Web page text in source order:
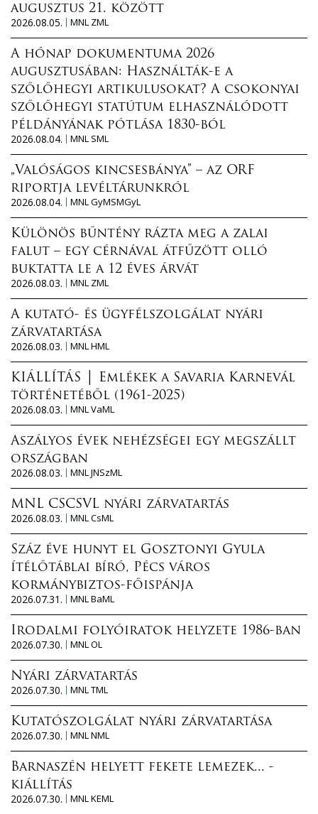
augusztus 21. között
2026.08.05.
MNL ZML
A hónap dokumentuma 2026
augusztusában: Használták-e a
szőlőhegyi artikulusokat? A csokonyai
szőlőhegyi statútum elhasználódott
példányának pótlása 1830-ból
2026.08.04.
MNL SML
„Valóságos kincsesbánya” – az ORF
riportja levéltárunkról
2026.08.04.
MNL GyMSMGyL
Különös bűntény rázta meg a zalai
falut – egy cérnával átfűzött olló
buktatta le a 12 éves árvát
2026.08.03.
MNL ZML
A kutató- és ügyfélszolgálat nyári
zárvatartása
2026.08.03.
MNL HML
KIÁLLÍTÁS │ Emlékek a Savaria Karnevál
történetéből (1961-2025)
2026.08.03.
MNL VaML
Aszályos évek nehézségei egy megszállt
országban
2026.08.03.
MNL JNSzML
MNL CSCSVL nyári zárvatartás
2026.08.03.
MNL CsML
Száz éve hunyt el Gosztonyi Gyula
ítélőtáblai bíró, Pécs város
kormánybiztos-főispánja
2026.07.31.
MNL BaML
Irodalmi folyóiratok helyzete 1986-ban
2026.07.30.
MNL OL
Nyári zárvatartás
2026.07.30.
MNL TML
Kutatószolgálat nyári zárvatartása
2026.07.30.
MNL NML
Barnaszén helyett fekete lemezek... -
kiállítás
2026.07.30.
MNL KEML